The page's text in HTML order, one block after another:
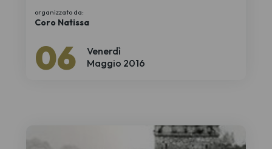
Venerdì
06 Maggio 2016
2016
organizzato da:
Coro Natissa